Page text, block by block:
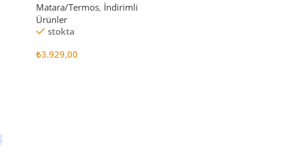
Matara/Termos, İndirimli
Ürünler
stokta
₺3.929,00